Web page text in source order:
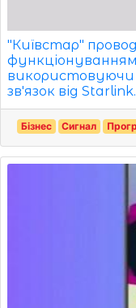
"Київстар"
зв'язок від Starlink.
Бізнес Сигнал